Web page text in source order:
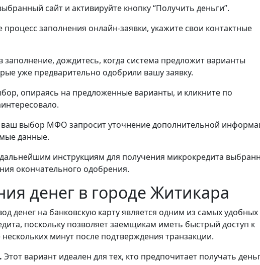
сайт и активируйте кнопку “Получить деньги”.
процесс заполнения онлайн-заявки, укажите свои контактные
заполнение, дождитесь, когда система предложит варианты
уже предварительно одобрили вашу заявку.
опираясь на предложенные варианты, и кликните по
ваш выбор МФО запросит уточнение дополнительной
данные.
инструкциям для получения микрокредита
окончательного одобрения.
денег в городе Житикара
денег на банковскую карту является одним из самых удобных
поскольку позволяет заемщикам иметь быстрый доступ к
минут после подтверждения транзакции.
Этот вариант идеален для тех, кто предпочитает получать